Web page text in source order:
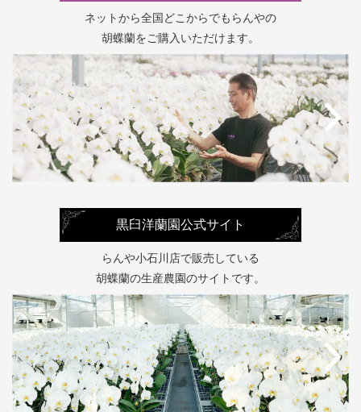
ネットから全国どこからでもらんやの
胡蝶蘭をご購入いただけます。
黒臼洋蘭園公式サイト
らんや小石川店で販売している
胡蝶蘭の生産農園のサイトです。